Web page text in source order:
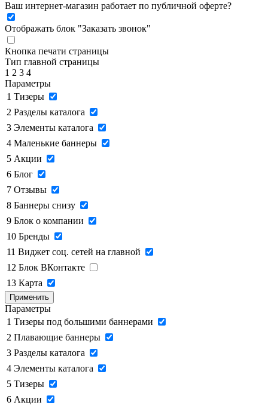
Ваш интернет-магазин работает по публичной оферте?
Отображать блок "Заказать звонок"
Кнопка печати страницы
Тип главной страницы
1 2 3 4
Параметры
1 Тизеры
2 Разделы каталога
3 Элементы каталога
4 Маленькие баннеры
5 Акции
6 Блог
7 Отзывы
8 Баннеры снизу
9 Блок о компании
10 Бренды
11 Виджет соц. сетей на главной
12 Блок ВКонтакте
13 Карта
Применить
Параметры
1 Тизеры под большими баннерами
2 Плавающие баннеры
3 Разделы каталога
4 Элементы каталога
5 Тизеры
6 Акции